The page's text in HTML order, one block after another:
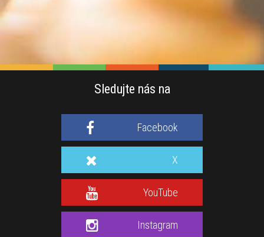
Sledujte nás na
Facebook
X
YouTube
Instagram